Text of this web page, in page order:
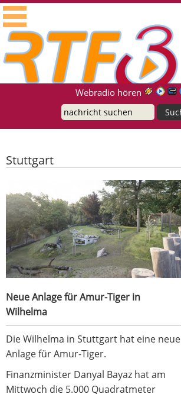
RTF.1 - Radio für die Region Neckar-Alb
Webradio hören
Stuttgart
Neue Anlage für Amur-Tiger in
Wilhelma
Neue Anlage für Amur-Tiger in
Wilhelma
Die Wilhelma in Stuttgart hat eine neue
Anlage für Amur-Tiger.
Finanzminister Danyal Bayaz hat am
Mittwoch die 5.000 Quadratmeter